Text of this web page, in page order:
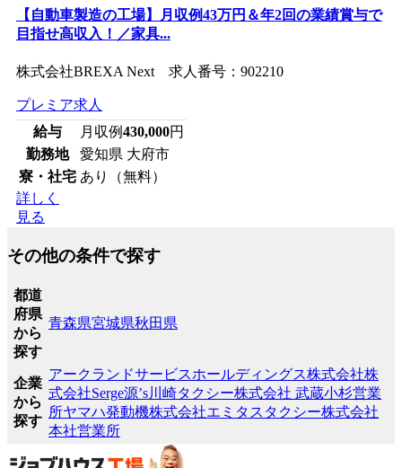
【自動車製造の工場】月収例43万円＆年2回の業績賞与で
目指せ高収入！／家具...
株式会社BREXA Next 求人番号：902210
プレミア求人
給与
月収例430,000円
勤務地
愛知県 大府市
寮・社宅 あり（無料）
詳しく
見る
その他の条件で探す
都道
府県
から
探す
青森県宮城県秋田県
企業
から
探す
アークランドサービスホールディングス株式会社株
式会社Serge源’s川崎タクシー株式会社 武蔵小杉営業
所ヤマハ発動機株式会社エミタスタクシー株式会社
本社営業所